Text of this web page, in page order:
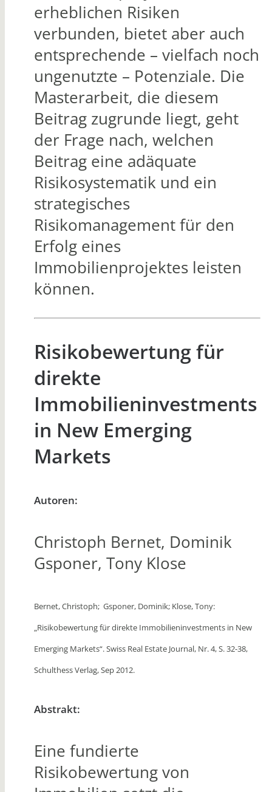
erheblichen Risiken
verbunden, bietet aber auch
entsprechende – vielfach noch
ungenutzte – Potenziale. Die
Masterarbeit, die diesem
Beitrag zugrunde liegt, geht
der Frage nach, welchen
Beitrag eine adäquate
Risikosystematik und ein
strategisches
Risikomanagement für den
Erfolg eines
Immobilienprojektes leisten
können.
Risikobewertung für
direkte
Immobilieninvestments
in New Emerging
Markets
Autoren:
Christoph Bernet, Dominik
Gsponer, Tony Klose
Bernet, Christoph; Gsponer, Dominik; Klose, Tony:
„Risikobewertung für direkte Immobilieninvestments in New
Emerging Markets“.Swiss Real Estate Journal, Nr. 4, S. 32-38,
Schulthess Verlag, Sep 2012.
Abstrakt:
Eine fundierte
Risikobewertung von